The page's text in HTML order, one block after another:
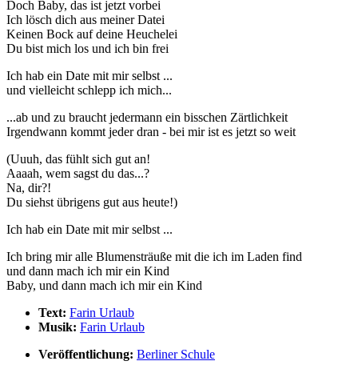
Doch Baby, das ist jetzt vorbei
Ich lösch dich aus meiner Datei
Keinen Bock auf deine Heuchelei
Du bist mich los und ich bin frei
Ich hab ein Date mit mir selbst ...
und vielleicht schlepp ich mich...
...ab und zu braucht jedermann ein bisschen Zärtlichkeit
Irgendwann kommt jeder dran - bei mir ist es jetzt so weit
(Uuuh, das fühlt sich gut an!
Aaaah, wem sagst du das...?
Na, dir?!
Du siehst übrigens gut aus heute!)
Ich hab ein Date mit mir selbst ...
Ich bring mir alle Blumensträuße mit die ich im Laden find
und dann mach ich mir ein Kind
Baby, und dann mach ich mir ein Kind
Text: Farin Urlaub
Musik: Farin Urlaub
Veröffentlichung: Berliner Schule